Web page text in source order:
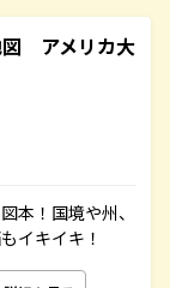
アメリカ大
本！国境や州、
イキイキ！